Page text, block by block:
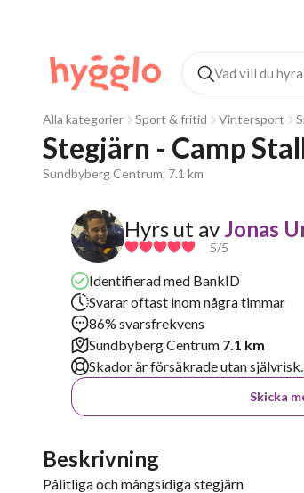
Alla kategorier Sport & fritid Vintersport
Stegjärn - Camp
Sundbyberg Centrum, 7.1 km
Hyrs ut av Jonas
5/5
Identifierad med BankID
Svarar oftast inom några timmar
86% svarsfrekvens
Sundbyberg Centrum 7.1 km
Skador är försäkrade utan självrisk.
Skicka
Beskrivning
Pålitliga och mångsidiga stegjärn